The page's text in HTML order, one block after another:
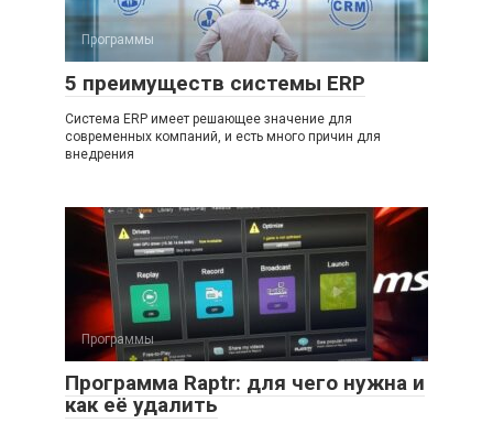
Программы
5 преимуществ системы ERP
Система ERP имеет решающее значение для
современных компаний, и есть много причин для
внедрения
Программы
Программа Raptr: для чего нужна и
как её удалить